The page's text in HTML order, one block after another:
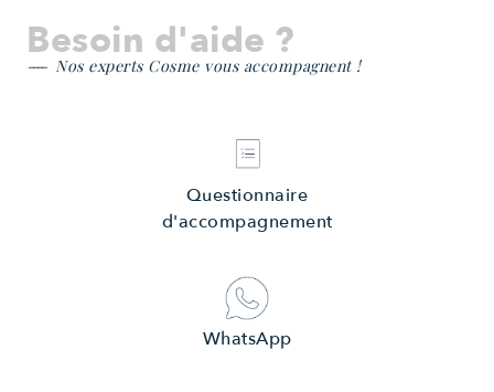
Besoin d'aide ?
Nos experts Cosme vous accompagnent !
Questionnaire
d'accompagnement
WhatsApp